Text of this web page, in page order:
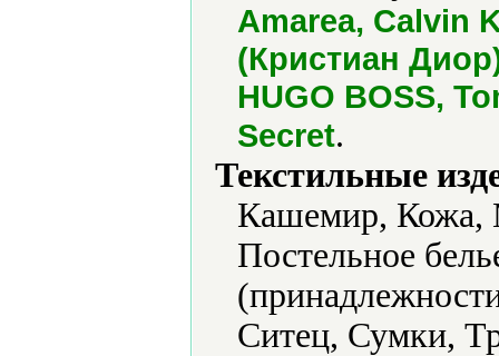
Amarea, Calvin
(Кристиан
HUGO BOSS,
Secret.
Текстильные
Кашемир, Кожа,
Постельное
Ситец, Сумки,